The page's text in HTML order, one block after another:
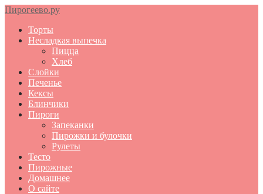
Пирогеево.ру
Торты
Несладкая выпечка
Пицца
Хлеб
Слойки
Печенье
Кексы
Блинчики
Пироги
Запеканки
Пирожки и булочки
Рулеты
Тесто
Пирожные
Домашнее
О сайте